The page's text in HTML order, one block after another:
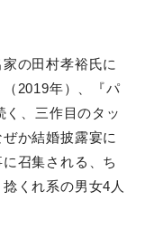
の田村孝裕氏に
2019年）、『パ
く、三作目のタッ
か結婚披露宴に
召集される、ち
くれ系の男女4人